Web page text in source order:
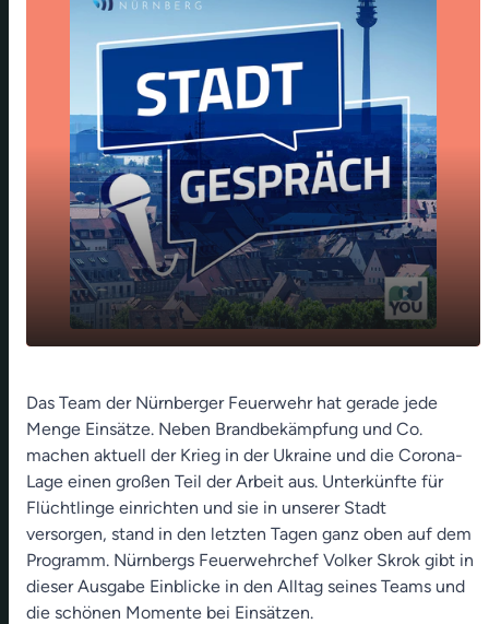
play_arrow
00:00 34:01
Das Team der Nürnberger Feuerwehr hat gerade jede
Menge Einsätze. Neben Brandbekämpfung und Co.
machen aktuell der Krieg in der Ukraine und die Corona-
Lage einen großen Teil der Arbeit aus. Unterkünfte für
Flüchtlinge einrichten und sie in unserer Stadt
versorgen, stand in den letzten Tagen ganz oben auf dem
Programm. Nürnbergs Feuerwehrchef Volker Skrok gibt in
dieser Ausgabe Einblicke in den Alltag seines Teams und
die schönen Momente bei Einsätzen.